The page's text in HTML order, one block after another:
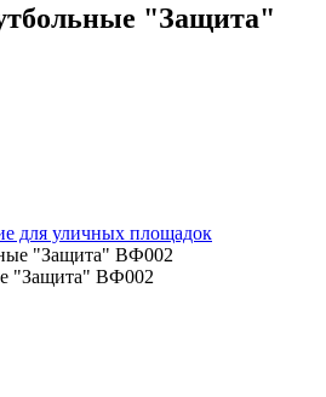
"Защита"
для уличных площадок
"Защита" ВФ002
"Защита" ВФ002